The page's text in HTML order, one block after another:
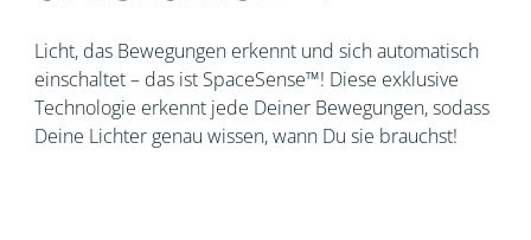
Licht, das Bewegungen erkennt und sich automatisch
einschaltet – das ist SpaceSense™! Diese exklusive
Technologie erkennt jede Deiner Bewegungen, sodass
Deine Lichter genau wissen, wann Du sie brauchst!